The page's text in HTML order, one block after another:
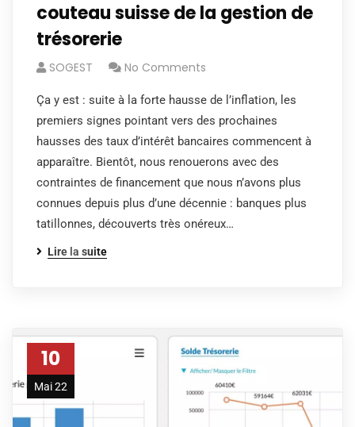
couteau suisse de la gestion de
trésorerie
SOGEST No Comments
Ça y est : suite à la forte hausse de l’inflation, les
premiers signes pointant vers des prochaines
hausses des taux d’intérêt bancaires commencent à
apparaître. Bientôt, nous renouerons avec des
contraintes de financement que nous n’avons plus
connues depuis plus d’une décennie : banques plus
tatillonnes, découverts très onéreux…
Lire la suite
10
Mai 22